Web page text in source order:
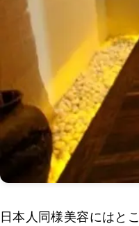
日本人同様美容にはと